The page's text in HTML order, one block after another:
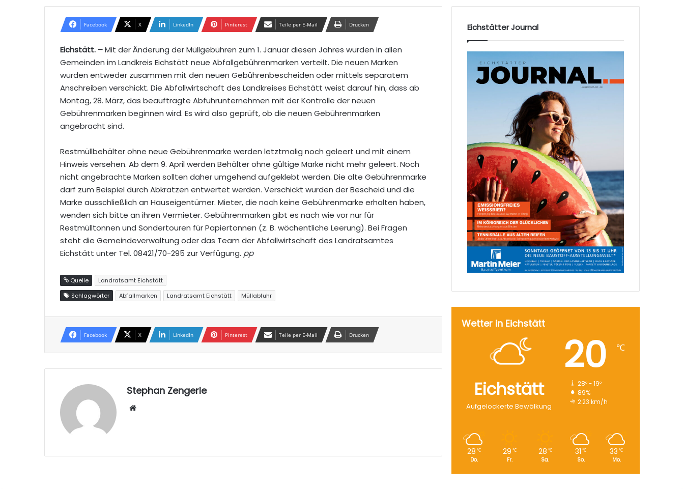
Facebook X LinkedIn Pinterest Teile per E-Mail Drucken
Eichstätt. –Mit der Änderung der Müllgebühren zum 1. Januar diesen Jahres wurden in allen
Gemeinden im Landkreis Eichstätt neue Abfallgebührenmarken verteilt. Die neuen Marken
wurden entweder zusammen mit den neuen Gebührenbescheiden oder mittels separatem
Anschreiben verschickt. Die Abfallwirtschaft des Landkreises Eichstätt weist darauf hin, dass ab
Montag, 28. März, das beauftragte Abfuhrunternehmen mit der Kontrolle der neuen
Gebührenmarken beginnen wird. Es wird also geprüft, ob die neuen Gebührenmarken
angebracht sind.
Restmüllbehälter ohne neue Gebührenmarke werden letztmalig noch geleert und mit einem
Hinweis versehen. Ab dem 9. April werden Behälter ohne gültige Marke nicht mehr geleert. Noch
nicht angebrachte Marken sollten daher umgehend aufgeklebt werden. Die alte Gebührenmarke
darf zum Beispiel durch Abkratzen entwertet werden. Verschickt wurden der Bescheid und die
Marke ausschließlich an Hauseigentümer. Mieter, die noch keine Gebührenmarke erhalten haben,
wenden sich bitte an ihren Vermieter. Gebührenmarken gibt es nach wie vor nur für
Restmülltonnen und Sondertouren für Papiertonnen (z. B. wöchentliche Leerung). Bei Fragen
steht die Gemeindeverwaltung oder das Team der Abfallwirtschaft des Landratsamtes
Eichstätt unter Tel. 08421/70-295 zur Verfügung. pp
Quelle
Landratsamt Eichstätt
Schlagwörter
Abfallmarken Landratsamt Eichstätt Müllabfuhr
Facebook X LinkedIn Pinterest Teile per E-Mail Drucken
Stephan Zengerle
Eichstätter Journal
Wetter in Eichstätt
Eichstätt
Aufgelockerte Bewölkung
20 ℃
28º - 19º
89%
2.23 km/h
28 ℃
Do.
29 ℃
Fr.
28 ℃
Sa.
31 ℃
So.
33 ℃
Mo.